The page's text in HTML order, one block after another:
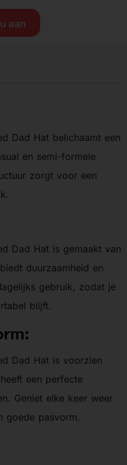
aan
Dad Hat belichaamt een
en semi-formele
zorgt voor een
Dad Hat is gemaakt van
duurzaamheid en
gebruik, zodat je
blijft.
Dad Hat is voorzien
een perfecte
Geniet elke keer weer
goede pasvorm.